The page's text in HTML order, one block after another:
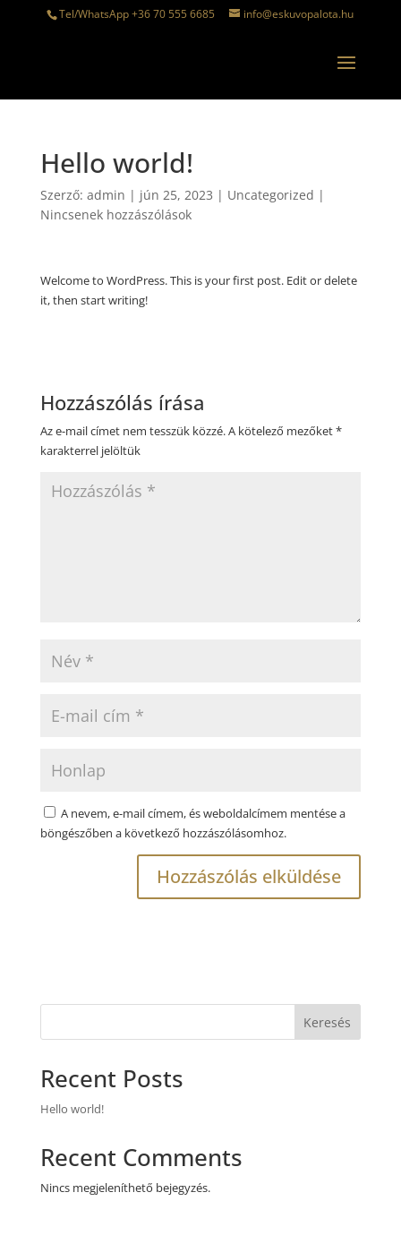
Tel/WhatsApp +36 70 555 6685 info@eskuvopalota.hu
Hello world!
Szerző: admin | jún 25, 2023 | Uncategorized |
Nincsenek hozzászólások
Welcome to WordPress. This is your first post. Edit or delete
it, then start writing!
Hozzászólás írása
Az e-mail címet nem tesszük közzé.A kötelező mezőket*
karakterrel jelöltük
A nevem, e-mail címem, és weboldalcímem mentése a
böngészőben a következő hozzászólásomhoz.
Keresés
Recent Posts
Hello world!
Recent Comments
Nincs megjeleníthető bejegyzés.